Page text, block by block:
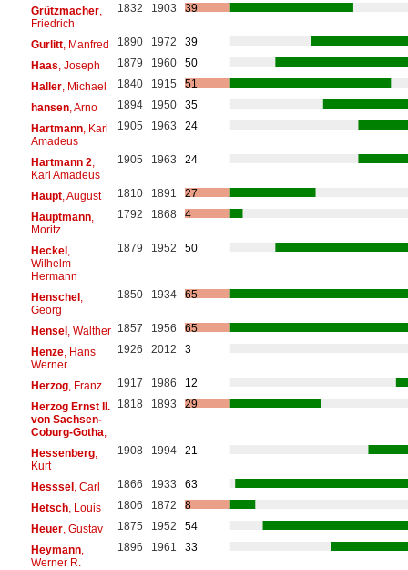
Grützmacher,
Friedrich
1832 1903 39
Gurlitt, Manfred 1890 1972
39
Haas , Joseph 1879 1960
50
Haller, Michael 1840 1915
51
hansen, Arno 1894 1950
35
Hartmann, Karl
Amadeus
1905 1963 24
Hartmann 2
Karl Amadeus
1905 1963 24
Haupt, August 1810 1891
27
Hauptmann,
Moritz
1792 1868 4
Heckel,
Wilhelm
Hermann
1879 1952 50
Henschel,
Georg
1850 1934 65
Hensel, Walther 1857 1956
65
Henze, Hans
Werner
1926 2012 3
Herzog, Franz 1917 1986
12
Herzog Ernst II.
von Sachsen-
Coburg-Gotha
1818 1893 29
Hessenberg,
Kurt
1908 1994 21
Hesssel, Carl 1866 1933
63
Hetsch, Louis 1806 1872
8
Heuer, Gustav 1875 1952
54
Heymann,
Werner R.
1896 1961 33